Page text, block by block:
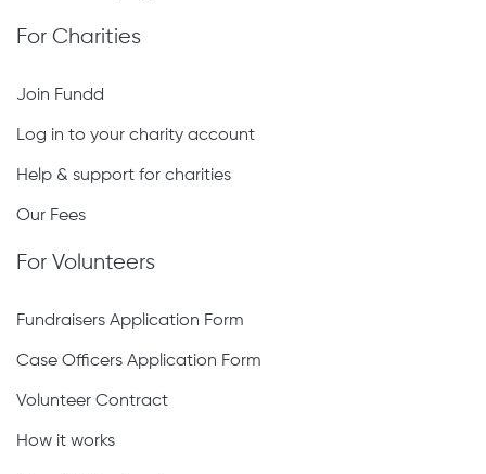
For Charities
Join Fundd
Log in to your charity account
Help & support for charities
Our Fees
For Volunteers
Fundraisers Application Form
Case Officers Application Form
Volunteer Contract
How it works